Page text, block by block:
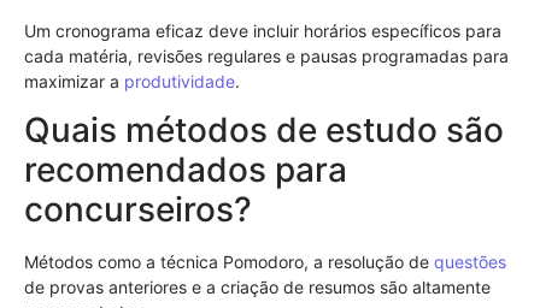
Um cronograma eficaz deve incluir horários específicos para
cada matéria, revisões regulares e pausas programadas para
maximizar a produtividade.
Quais métodos de estudo são
recomendados para
concurseiros?
Métodos como a técnica Pomodoro, a resolução de questões
de provas anteriores e a criação de resumos são altamente